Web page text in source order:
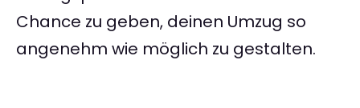
Chance zu geben, deinen Umzug so
angenehm wie möglich zu gestalten.